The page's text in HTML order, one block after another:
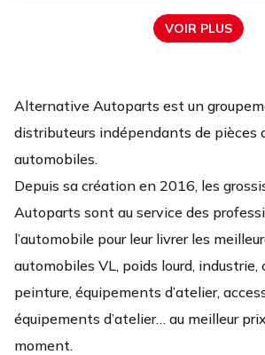
VOIR PLUS
Alternative Autoparts est un
distributeurs indépendants de pièces
automobiles.
Depuis sa création en 2016, les
Autoparts sont au service des
l’automobile pour leur livrer les
automobiles VL, poids lourd, industrie,
peinture, équipements d’atelier,
équipements d’atelier… au meilleur
moment.